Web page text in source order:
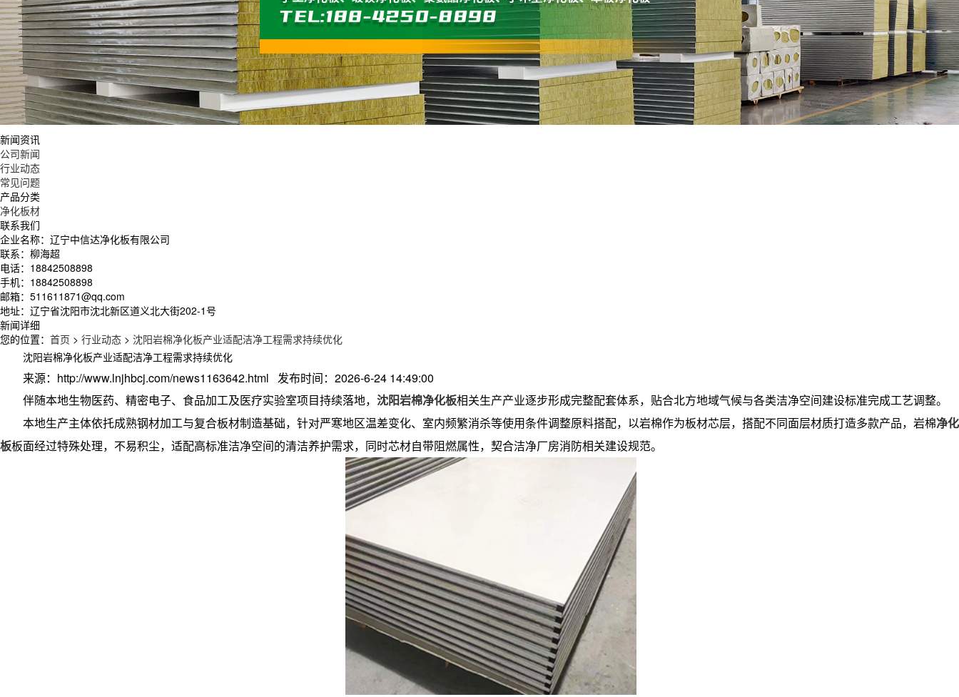
新闻资讯
公司新闻
行业动态
常见问题
产品分类
净化板材
联系我们
企业名称：辽宁中信达净化板有限公司
联系：柳海超
电话：18842508898
手机：18842508898
邮箱：511611871@qq.com
地址：辽宁省沈阳市沈北新区道义北大街202-1号
新闻详细
您的位置： 首页 > 行业动态 > 沈阳岩棉净化板产业适配洁净工程需求持续优化
沈阳岩棉净化板产业适配洁净工程需求持续优化
来源：http://www.lnjhbcj.com/news1163642.html 发布时间：2026-6-24 14:49:00
伴随本地生物医药、精密电子、食品加工及医疗实验室项目持续落地， 沈阳岩棉净化板相关生产产业逐步形成完整配套体系，贴合北方地域气候与各类洁净空间建设标准完成工艺调整。
本地生产主体依托成熟钢材加工与复合板材制造基础，针对严寒地区温差变化、室内频繁消杀等使用条件调整原料搭配，以岩棉作为板材芯层，搭配不同面层材质打造多款产品， 岩棉净化
板板面经过特殊处理，不易积尘，适配高标准洁净空间的清洁养护需求，同时芯材自带阻燃属性，契合洁净厂房消防相关建设规范。